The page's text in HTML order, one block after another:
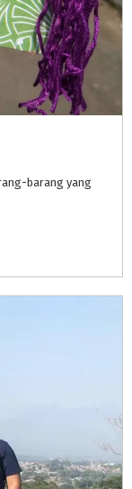
barang yang